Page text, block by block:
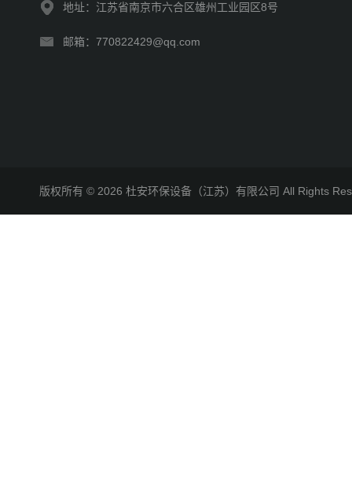
地址：江苏省南京市六合区雄州工业园区8号
邮箱：770822429@qq.com
版权所有 © 2026 杜安环保设备（江苏）有限公司 All Rights